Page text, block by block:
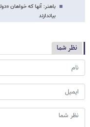
باهنر: آنها که خواهان
بیاندازند
نظر شما